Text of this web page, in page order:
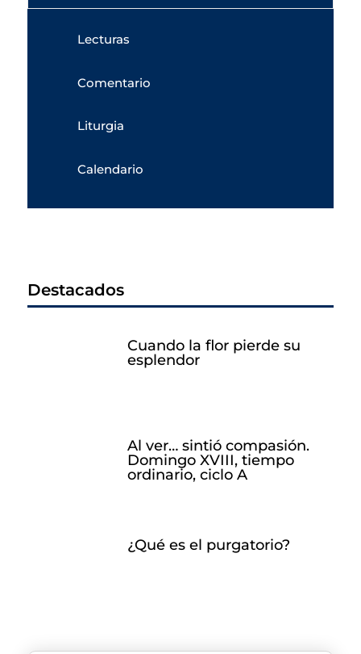
Lecturas
Comentario
Liturgia
Calendario
Destacados
Cuando la flor pierde su
esplendor
Al ver… sintió compasión.
Domingo XVIII, tiempo
ordinario, ciclo A
¿Qué es el purgatorio?